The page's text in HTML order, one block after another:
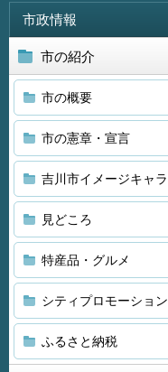
市政情報
市の紹介
市の概要
市の憲章・宣言
吉川市イメージキャ
見どころ
特産品・グルメ
シティプロモーション
ふるさと納税